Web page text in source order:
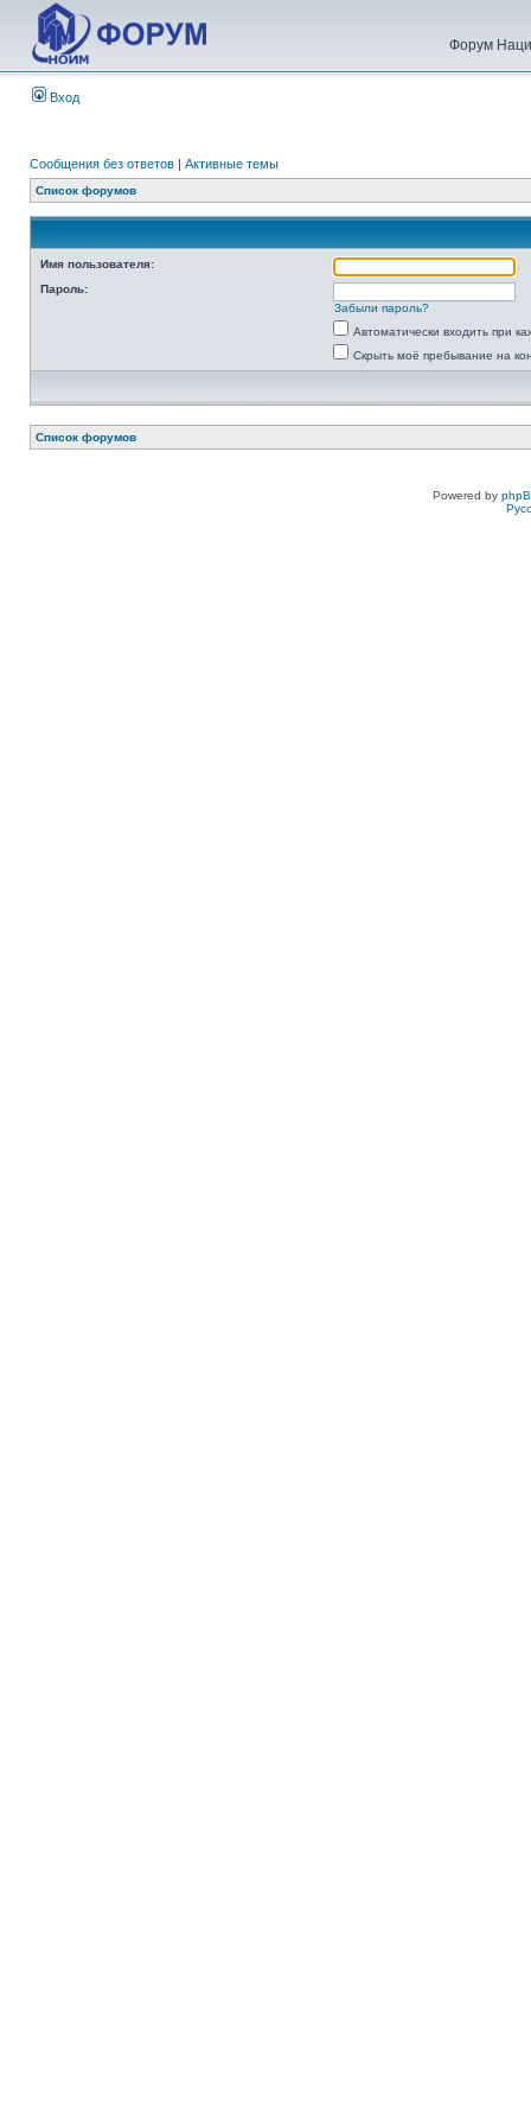
Форум
Вход
Сообщения без ответов | Активные темы
Список форумов
Имя пользователя:
Пароль:
Забыли пароль?
Автоматически входить при
Скрыть моё пребывание на
Список форумов
Powered by